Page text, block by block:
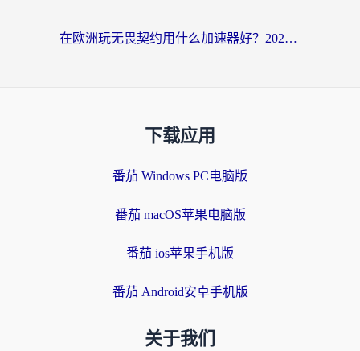
在欧洲玩无畏契约用什么加速器好？2026海外党亲测有效指南
下载应用
番茄 Windows PC电脑版
番茄 macOS苹果电脑版
番茄 ios苹果手机版
番茄 Android安卓手机版
关于我们